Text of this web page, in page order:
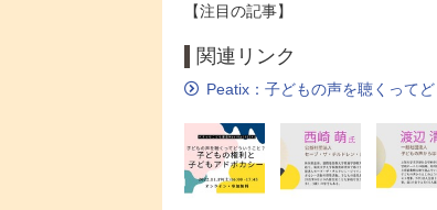
【注目の記事】
関連リンク
Peatix：子どもの声を聴くって